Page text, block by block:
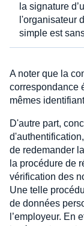
la signature
l'organisateur
simple est
A noter que la
correspondance
mêmes
D'autre part,
de redemander
la procédure de
vérification des
Une telle
de données
l’employeur. En